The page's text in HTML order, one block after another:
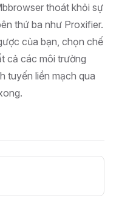
thoát khỏi sự
thứ ba như Proxifier.
của bạn, chọn chế
cả các môi trường
tuyến liền mạch qua